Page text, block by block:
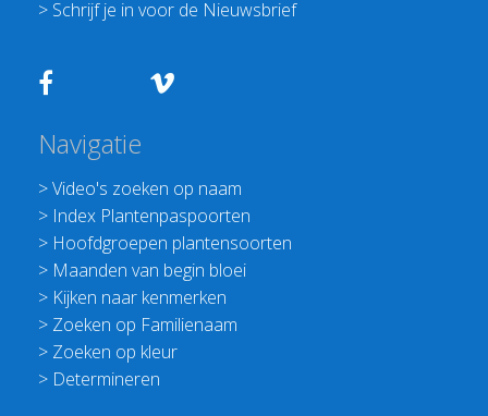
> Schrijf je in voor de Nieuwsbrief
Navigatie
>Video's zoeken op naam
> Index Plantenpaspoorten
> Hoofdgroepen plantensoorten
> Maanden van begin bloei
> Kijken naar kenmerken
> Zoeken op Familienaam
> Zoeken op kleur
> Determineren